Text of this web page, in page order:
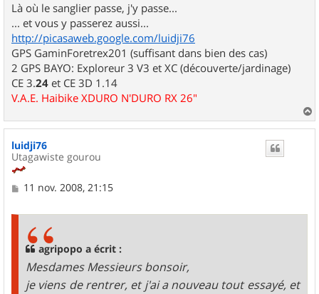
Là où le sanglier passe, j'y passe...
... et vous y passerez aussi...
http://picasaweb.google.com/luidji76
GPS GaminForetrex201 (suffisant dans bien des cas)
2 GPS BAYO: Exploreur 3 V3 et XC (découverte/jardinage)
CE 3.24 et CE 3D 1.14
V.A.E. Haibike XDURO N'DURO RX 26"
a
luidji76
Utagawiste gourou
M11 nov. 2008, 21:15
agripopo a écrit :
Mesdames Messieurs bonsoir,
je viens de rentrer, et j'ai a nouveau tout essayé, et